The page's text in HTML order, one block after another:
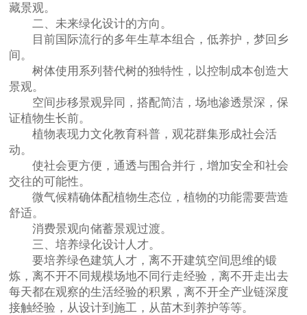
藏景观。
二、未来绿化设计的方向。
目前国际流行的多年生草本组合，低养护，梦回乡
间。
树体使用系列替代树的独特性，以控制成本创造大
景观。
空间步移景观异同，搭配简洁，场地渗透景深，保
证植物生长前。
植物表现力文化教育科普，观花群集形成社会活
动。
使社会更方便，通透与围合并行，增加安全和社会
交往的可能性。
微气候精确体配植物生态位，植物的功能需要营造
舒适。
消费景观向储蓄景观过渡。
三、培养绿化设计人才。
要培养绿色建筑人才，离不开建筑空间思维的锻
炼，离不开不同规模场地不同行走经验，离不开走出去
每天都在观察的生活经验的积累，离不开全产业链深度
接触经验，从设计到施工，从苗木到养护等等。